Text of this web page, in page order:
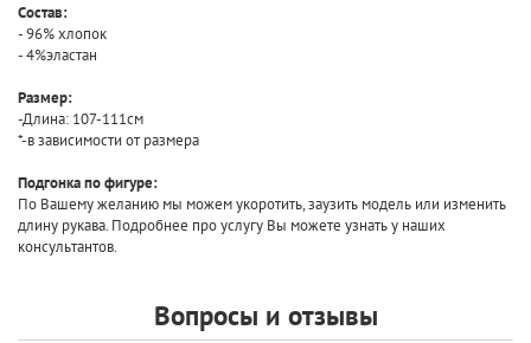
Состав:
- 96% хлопок
- 4%эластан
Размер:
-Длина: 107-111см
*-в зависимости от размера
Подгонка по фигуре:
По Вашему желанию мы можем укоротить, заузить модель или изменить
длину рукава. Подробнее про услугу Вы можете узнать у наших
консультантов.
Вопросы и отзывы